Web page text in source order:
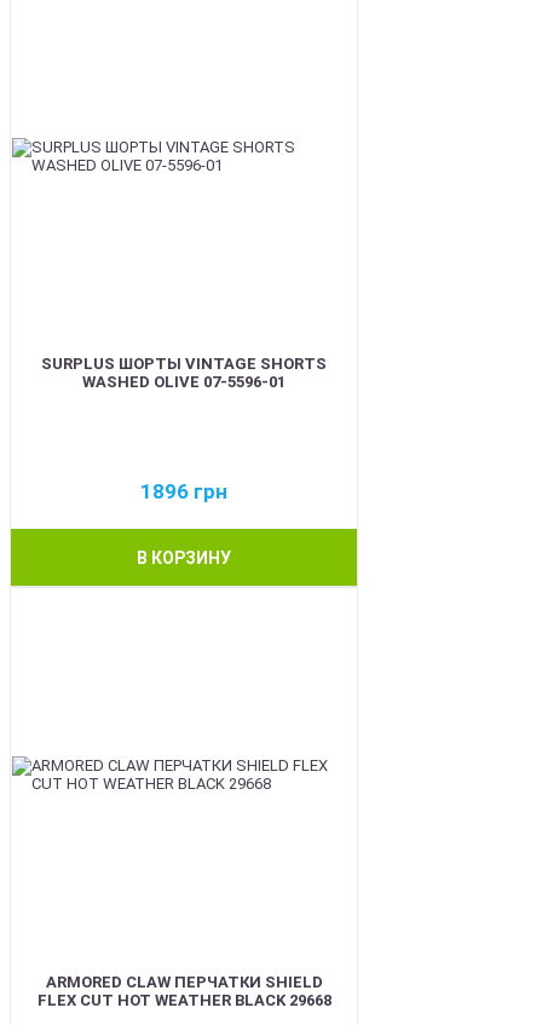
SURPLUS ШОРТЫ VINTAGE SHORTS
WASHED OLIVE 07-5596-01
1896 грн
В КОРЗИНУ
ARMORED CLAW ПЕРЧАТКИ SHIELD
FLEX CUT HOT WEATHER BLACK 29668